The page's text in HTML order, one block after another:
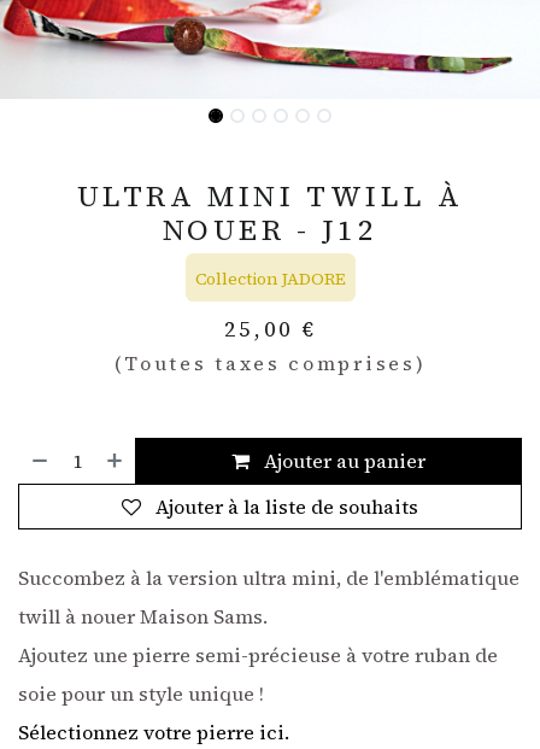
ULTRA MINI TWILL À
NOUER - J12
Collection JADORE
25,00 €
(Toutes taxes comprises)
Ajouter au panier
Ajouter à la liste de souhaits
Succombez à la version ultra mini, de l'emblématique
twill à nouer Maison Sams.
Ajoutez une pierre semi-précieuse à votre ruban de
soie pour un style unique !
Sélectionnez votre pierre ici.